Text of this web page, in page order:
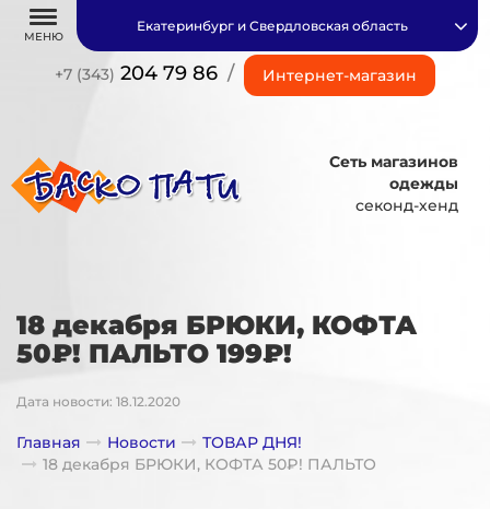
МЕНЮ
+7 (343) 204 79 86 / Интернет-магазин
Екатеринбург и Свердловская область
Сеть магазинов
одежды
секонд-хенд
18 декабря БРЮКИ, КОФТА
50₽! ПАЛЬТО 199₽!
Дата новости: 18.12.2020
Главная Новости
ТОВАР ДНЯ!
18 декабря БРЮКИ, КОФТА 50₽! ПАЛЬТО